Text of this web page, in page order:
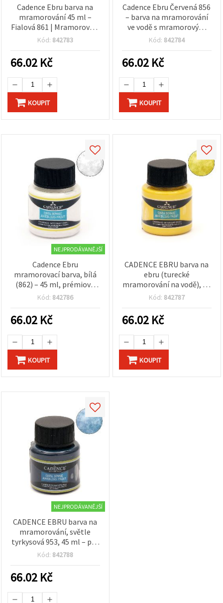
Cadence Ebru barva na
mramorování 45 ml –
Fialová 861 | Mramorovací
barva na Ebru a vodní
kreativní hobby projekty
Kód: 842783
66.02 Kč
KOUPIT
Cadence Ebru Červená 856
– barva na mramorování
ve vodě s mramorovým
efektem, 45 ml, sytě
kreativní tvoření, hobby i
profesionální použití
Kód: 842784
66.02 Kč
KOUPIT
NEJPRODÁVANĚJŠÍ
Cadence Ebru
mramorovací barva, bílá
(862) – 45 ml, prémiová
barva s mramorovým
umělecké projekty
Kód: 842786
66.02 Kč
KOUPIT
CADENCE EBRU barva na
ebru (turecké
mramorování na vodě), 45
ml – žlutá 815 – zářivý
tvoření a hobby
Kód: 842787
66.02 Kč
KOUPIT
NEJPRODÁVANĚJŠÍ
CADENCE EBRU barva na
mramorování, světle
tyrkysová 953, 45 ml – pro
Ebru, vodní a papírové
Kód: 842788
66.02 Kč